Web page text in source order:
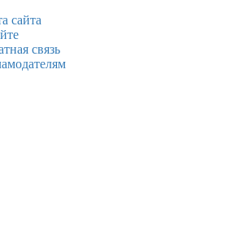
сайта
связь